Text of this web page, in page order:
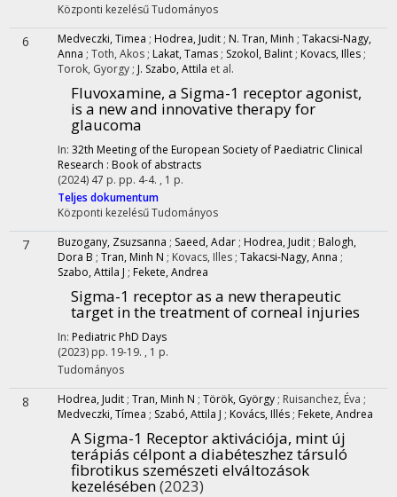
Központi kezelésűTudományos
6 Medveczki, Timea ; Hodrea, Judit ; N. Tran, Minh ; Takacsi-Nagy,
Anna ; Toth, Akos ; Lakat, Tamas ; Szokol, Balint ; Kovacs, Illes ;
Torok, Gyorgy ; J. Szabo, Attila et al.
Fluvoxamine, a Sigma-1 receptor agonist,
is a new and innovative therapy for
glaucoma
In: 32th Meeting of the European Society of Paediatric Clinical
Research : Book of abstracts
(2024) 47 p. pp. 4-4. , 1 p.
Teljes dokumentum
Központi kezelésűTudományos
7 Buzogany, Zsuzsanna ; Saeed, Adar ; Hodrea, Judit ; Balogh,
Dora B ; Tran, Minh N ; Kovacs, Illes ; Takacsi-Nagy, Anna ;
Szabo, Attila J ; Fekete, Andrea
Sigma-1 receptor as a new therapeutic
target in the treatment of corneal injuries
In: Pediatric PhD Days
(2023) pp. 19-19. , 1 p.
Tudományos
8 Hodrea, Judit ; Tran, Minh N ; Török, György ; Ruisanchez, Éva ;
Medveczki, Tímea ; Szabó, Attila J ; Kovács, Illés ; Fekete, Andrea
A Sigma-1 Receptor aktivációja, mint új
terápiás célpont a diabéteszhez társuló
fibrotikus szemészeti elváltozások
kezelésében(2023)